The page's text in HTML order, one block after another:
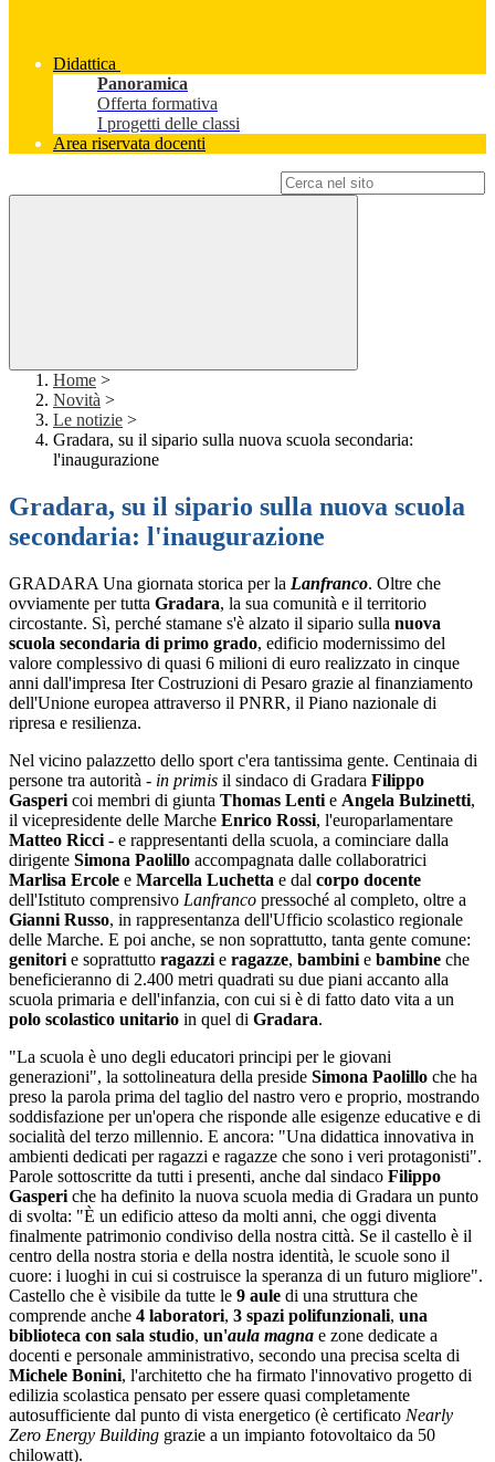
Didattica
Panoramica
Offerta formativa
I progetti delle classi
Area riservata docenti
Home >
Novità >
Le notizie >
Gradara, su il sipario sulla nuova scuola secondaria:
l'inaugurazione
Gradara, su il sipario sulla nuova scuola
secondaria: l'inaugurazione
GRADARA Una giornata storica per la Lanfranco. Oltre che
ovviamente per tutta Gradara, la sua comunità e il territorio
circostante. Sì, perché stamane s'è alzato il sipario sulla nuova
scuola secondaria di primo grado, edificio modernissimo del
valore complessivo di quasi 6 milioni di euro realizzato in cinque
anni dall'impresa Iter Costruzioni di Pesaro grazie al finanziamento
dell'Unione europea attraverso il PNRR, il Piano nazionale di
ripresa e resilienza.
Nel vicino palazzetto dello sport c'era tantissima gente. Centinaia di
persone tra autorità - in primis il sindaco di Gradara Filippo
Gasperi coi membri di giunta Thomas Lenti e Angela Bulzinetti,
il vicepresidente delle Marche Enrico Rossi, l'europarlamentare
Matteo Ricci - e rappresentanti della scuola, a cominciare dalla
dirigente Simona Paolillo accompagnata dalle collaboratrici
Marlisa Ercole e Marcella Luchetta e dal corpo docente
dell'Istituto comprensivo Lanfranco pressoché al completo, oltre a
Gianni Russo, in rappresentanza dell'Ufficio scolastico regionale
delle Marche. E poi anche, se non soprattutto, tanta gente comune:
genitori e soprattutto ragazzi e ragazze, bambini e bambine che
beneficieranno di 2.400 metri quadrati su due piani accanto alla
scuola primaria e dell'infanzia, con cui si è di fatto dato vita a un
polo scolastico unitario in quel di Gradara.
"La scuola è uno degli educatori principi per le giovani
generazioni", la sottolineatura della preside Simona Paolillo che ha
preso la parola prima del taglio del nastro vero e proprio, mostrando
soddisfazione per un'opera che risponde alle esigenze educative e di
socialità del terzo millennio. E ancora: "Una didattica innovativa in
ambienti dedicati per ragazzi e ragazze che sono i veri protagonisti".
Parole sottoscritte da tutti i presenti, anche dal sindaco Filippo
Gasperi che ha definito la nuova scuola media di Gradara un punto
di svolta: "È un edificio atteso da molti anni, che oggi diventa
finalmente patrimonio condiviso della nostra città. Se il castello è il
centro della nostra storia e della nostra identità, le scuole sono il
cuore: i luoghi in cui si costruisce la speranza di un futuro migliore".
Castello che è visibile da tutte le 9 aule di una struttura che
comprende anche 4 laboratori, 3 spazi polifunzionali, una
biblioteca con sala studio, un'aula magna e zone dedicate a
docenti e personale amministrativo, secondo una precisa scelta di
Michele Bonini, l'architetto che ha firmato l'innovativo progetto di
edilizia scolastica pensato per essere quasi completamente
autosufficiente dal punto di vista energetico (è certificato Nearly
Zero Energy Building grazie a un impianto fotovoltaico da 50
chilowatt).